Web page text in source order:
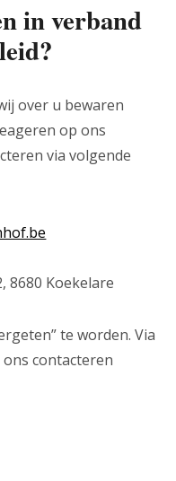
in verband
over u bewaren
op ons
via volgende
8680 Koekelare
te worden. Via
contacteren